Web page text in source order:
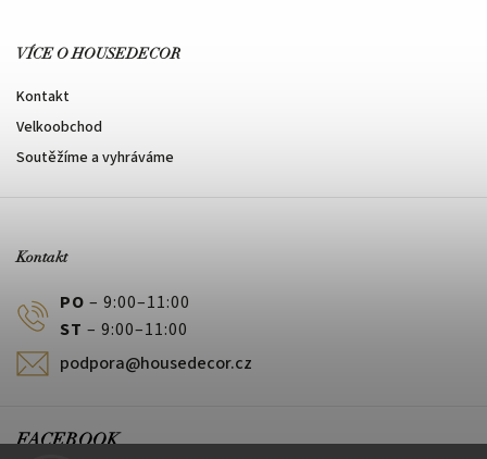
VÍCE O HOUSEDECOR
Kontakt
Velkoobchod
Soutěžíme a vyhráváme
Kontakt
PO – 9:00–11:00
ST – 9:00–11:00
podpora@housedecor.cz
FACEBOOK